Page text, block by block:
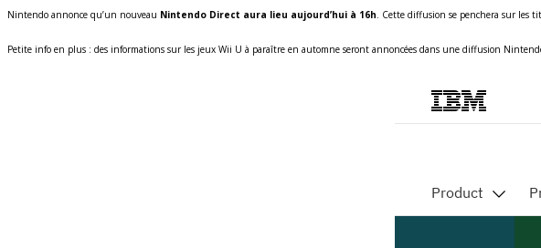
Nintendo annonce qu’un nouveau Nintendo Direct aura lieu aujourd’hui à 16h. Cette diffusion se penchera sur les
Petite info en plus : des informations sur les jeux Wii U à paraître en automne seront annoncées dans une diffusion